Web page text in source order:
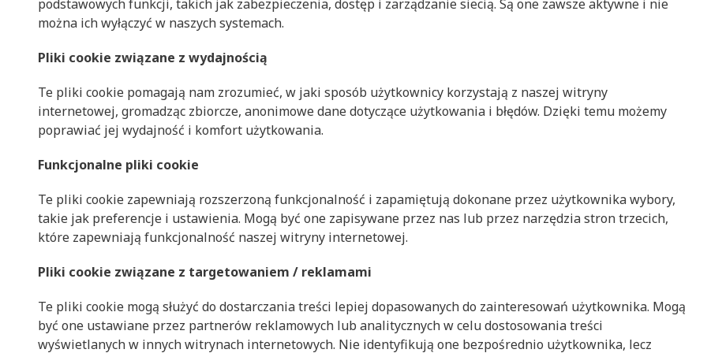
podstawowych funkcji, takich jak zabezpieczenia, dostęp i zarządzanie siecią. Są one zawsze aktywne i nie
można ich wyłączyć w naszych systemach.
Pliki cookie związane z wydajnością
Te pliki cookie pomagają nam zrozumieć, w jaki sposób użytkownicy korzystają z naszej witryny
internetowej, gromadząc zbiorcze, anonimowe dane dotyczące użytkowania i błędów. Dzięki temu możemy
poprawiać jej wydajność i komfort użytkowania.
Funkcjonalne pliki cookie
Te pliki cookie zapewniają rozszerzoną funkcjonalność i zapamiętują dokonane przez użytkownika wybory,
takie jak preferencje i ustawienia. Mogą być one zapisywane przez nas lub przez narzędzia stron trzecich,
które zapewniają funkcjonalność naszej witryny internetowej.
Pliki cookie związane z targetowaniem / reklamami
Te pliki cookie mogą służyć do dostarczania treści lepiej dopasowanych do zainteresowań użytkownika. Mogą
być one ustawiane przez partnerów reklamowych lub analitycznych w celu dostosowania treści
wyświetlanych w innych witrynach internetowych. Nie identyfikują one bezpośrednio użytkownika, lecz